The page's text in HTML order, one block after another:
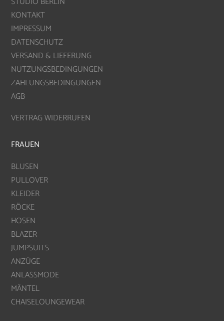
KONTAKT
IMPRESSUM
DATENSCHUTZ
VERSAND & LIEFERUNG
NUTZUNGSBEDINGUNGEN
ZAHLUNGSBEDINGUNGEN
AGB
VERTRAG WIDERRUFEN
FRAUEN
BLUSEN
PULLOVER
KLEIDER
RÖCKE
HOSEN
BLAZER
JUMPSUITS
ANZÜGE
ANLASSMODE
MÄNTEL
CHAISELOUNGEWEAR